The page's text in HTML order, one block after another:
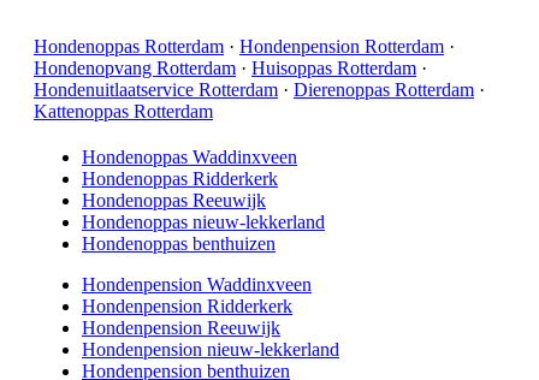
Hondenoppas Rotterdam · Hondenpension Rotterdam ·
Hondenopvang Rotterdam · Huisoppas Rotterdam ·
Hondenuitlaatservice Rotterdam · Dierenoppas Rotterdam ·
Kattenoppas Rotterdam
Hondenoppas Waddinxveen
Hondenoppas Ridderkerk
Hondenoppas Reeuwijk
Hondenoppas nieuw-lekkerland
Hondenoppas benthuizen
Hondenpension Waddinxveen
Hondenpension Ridderkerk
Hondenpension Reeuwijk
Hondenpension nieuw-lekkerland
Hondenpension benthuizen